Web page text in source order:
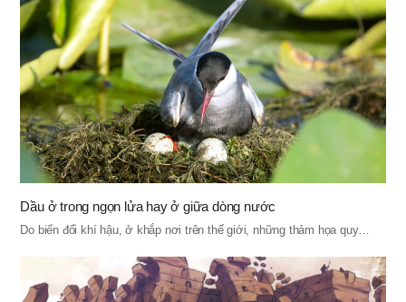
Dầu ở trong ngọn lửa hay ở giữa dòng nước
Do biến đổi khí hậu, ở khắp nơi trên thế giới, những thảm họa quy…